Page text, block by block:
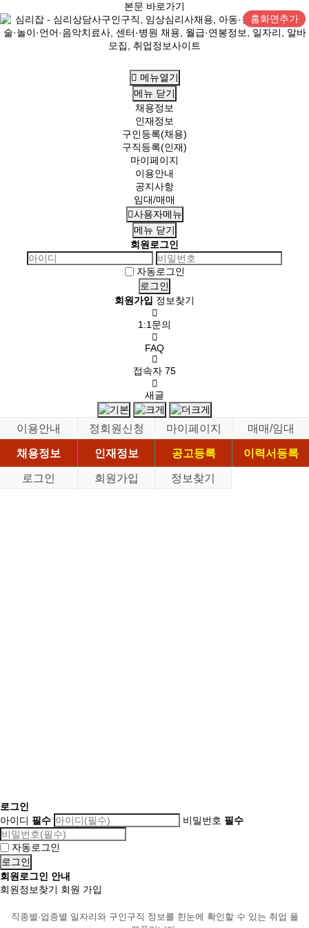
본문 바로가기
홈화면추가
메뉴열기
메뉴 닫기
채용정보
인재정보
구인등록(채용)
구직등록(인재)
마이페이지
이용안내
공지사항
임대/매매
사용자메뉴
메뉴 닫기
회원로그인
자동로그인
회원가입 정보찾기
1:1문의
FAQ
접속자 75
새글
이용안내 정회원신청 마이페이지
매매/임대
채용정보
인재정보 공고등록
이력서등록
로그인
회원가입 정보찾기
로그인
아이디 필수 비밀번호 필수
자동로그인
회원로그인 안내
회원정보찾기 회원 가입
직종별·업종별 일자리와 구인구직 정보를 한눈에 확인할 수 있는 취업 플